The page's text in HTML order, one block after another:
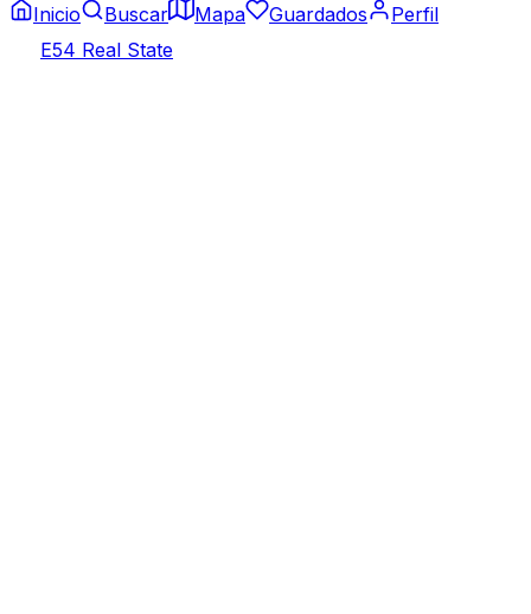
Inicio
Buscar Mapa Guardados
Perfil
E54 Real State